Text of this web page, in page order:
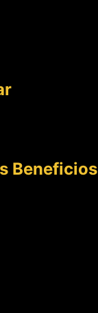
Beneficios